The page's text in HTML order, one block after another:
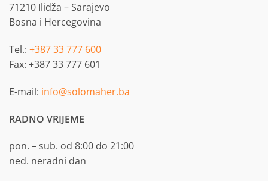
71210 Ilidža – Sarajevo
Bosna i Hercegovina
Tel.: +387 33 777 600
Fax: +387 33 777 601
E-mail: info@solomaher.ba
RADNO VRIJEME
pon. – sub. od 8:00 do 21:00
ned. neradni dan